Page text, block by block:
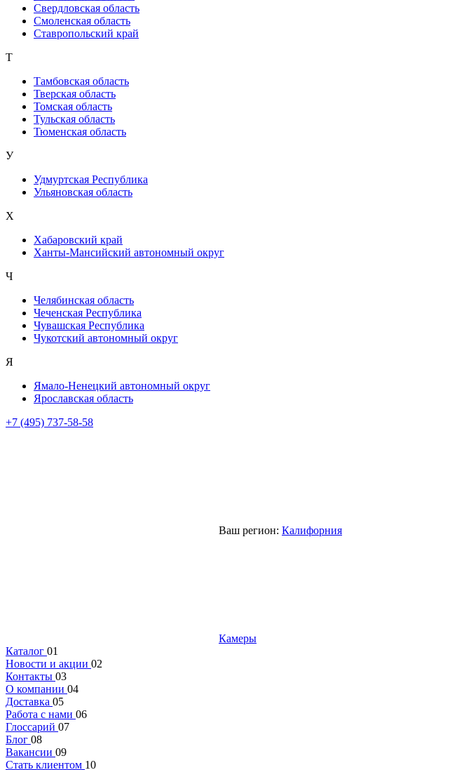
Свердловская область
Смоленская область
Ставропольский край
Т
Тамбовская область
Тверская область
Томская область
Тульская область
Тюменская область
У
Удмуртская Республика
Ульяновская область
Х
Хабаровский край
Ханты-Мансийский автономный округ
Ч
Челябинская область
Чеченская Республика
Чувашская Республика
Чукотский автономный округ
Я
Ямало-Ненецкий автономный округ
Ярославская область
+7 (495) 737-58-58
Ваш регион: Калифорния
Камеры
Каталог 01
Новости и акции 02
Контакты 03
О компании 04
Доставка 05
Работа с нами 06
Глоссарий 07
Блог 08
Вакансии 09
Стать клиентом 10